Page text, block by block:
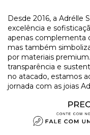
Desde 2016, a Adrélle
excelência e
apenas complementa
mas também
por materiais
transparência e
no atacado, estamos
jornada com as joias